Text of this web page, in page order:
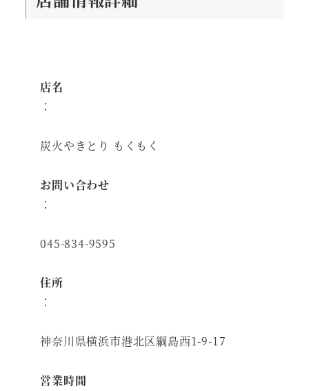
店名
：
炭火やきとり もくもく
お問い合わせ
：
045-834-9595
住所
：
神奈川県横浜市港北区綱島西1-9-17
営業時間